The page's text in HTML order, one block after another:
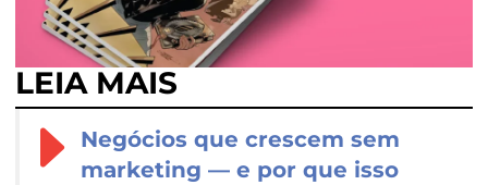
LEIA MAIS
Negócios que crescem sem
marketing — e por que isso